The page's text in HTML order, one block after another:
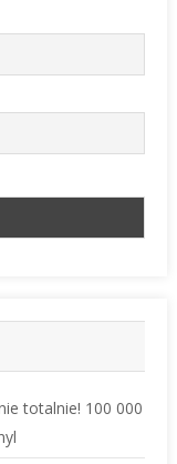
totalnie! 100 000